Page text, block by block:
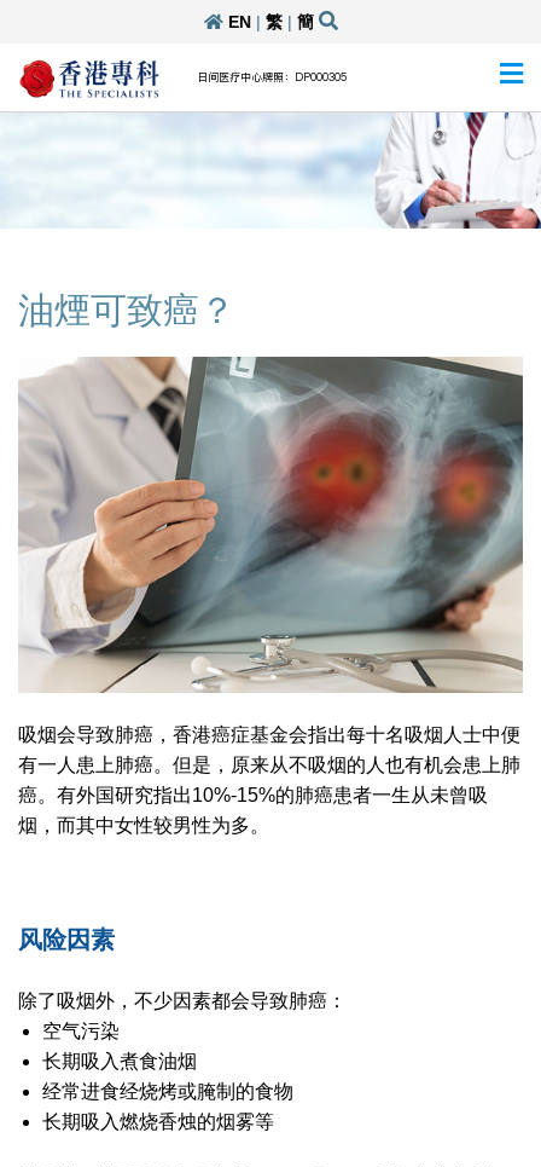
EN| 繁| 簡
日间医疗中心牌照：DP000305
油煙可致癌？
吸烟会导致肺癌，香港癌症基金会指出每十名吸烟人士中便
有一人患上肺癌。但是，原来从不吸烟的人也有机会患上肺
癌。有外国研究指出10%-15%的肺癌患者一生从未曾吸
烟，而其中女性较男性为多。
风险因素
除了吸烟外，不少因素都会导致肺癌：
空气污染
长期吸入煮食油烟
经常进食经烧烤或腌制的食物
长期吸入燃烧香烛的烟雾等